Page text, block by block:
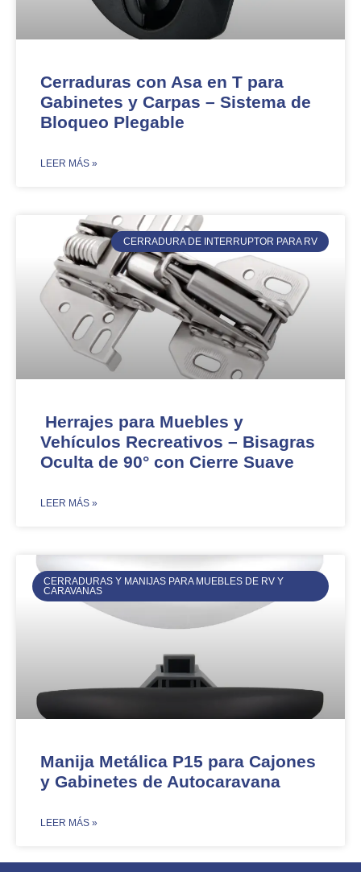
Cerraduras con Asa en T para
Gabinetes y Carpas – Sistema de
Bloqueo Plegable
​LEER MÁS »
CERRADURA DE INTERRUPTOR PARA RV
Herrajes para Muebles y
Vehículos Recreativos – Bisagras
Oculta de 90° con Cierre Suave​​
​LEER MÁS »
CERRADURAS Y MANIJAS PARA MUEBLES DE RV Y
CARAVANAS
Manija Metálica P15 para Cajones
y Gabinetes de Autocaravana
​LEER MÁS »